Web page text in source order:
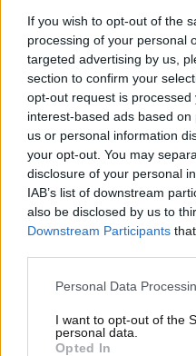
If you wish to opt-out of the
processing of your personal
targeted advertising by us,
section to confirm your
opt-out request is
interest-based ads based
us or personal information
your opt-out. You may
disclosure of your personal
IAB’s list of downstream
also be disclosed by us to
Downstream Participants
Personal Data
I want to opt-out of the
personal data.
Opted In
Quasi 12 anni fa Michael
coinvolto in un brutto
condizioni del pilota
tanti tifosi temevano di
Tuttavia, a distanza di
ora, una bella notizia
buon umore e il sorriso.